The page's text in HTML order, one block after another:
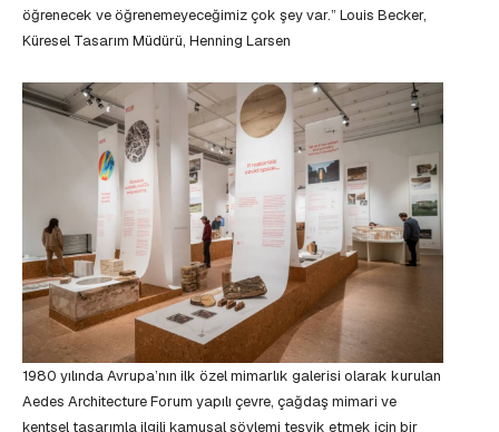
öğrenecek ve öğrenemeyeceğimiz çok şey var.” Louis Becker,
Küresel Tasarım Müdürü, Henning Larsen
1980 yılında Avrupa’nın ilk özel mimarlık galerisi olarak kurulan
Aedes Architecture Forum yapılı çevre, çağdaş mimari ve
kentsel tasarımla ilgili kamusal söylemi teşvik etmek için bir